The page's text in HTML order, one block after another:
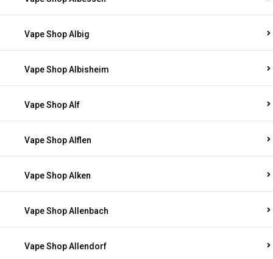
Vape Shop Albig
Vape Shop Albisheim
Vape Shop Alf
Vape Shop Alflen
Vape Shop Alken
Vape Shop Allenbach
Vape Shop Allendorf